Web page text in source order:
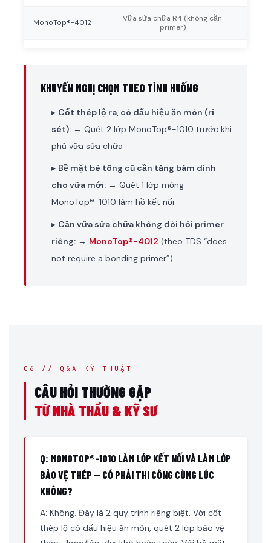
MonoTop®-4012
Vữa sửa chữa R4 (không cần
primer)
KHUYẾN NGHỊ CHỌN THEO TÌNH HUỐNG
▸ Cốt thép lộ ra, có dấu hiệu ăn mòn (rỉ
sét): → Quét 2 lớp MonoTop®-1010 trước khi
phủ vữa sửa chữa
▸ Bề mặt bê tông cũ cần tăng bám dính
cho vữa mới: → Quét 1 lớp mỏng
MonoTop®-1010 làm hồ kết nối
▸ Cần vữa sửa chữa không đòi hỏi primer
riêng: → MonoTop®-4012 (theo TDS “does
not require a bonding primer”)
06 // Q&A KỸ THUẬT
CÂU HỎI THƯỜNG GẶP
TỪ NHÀ THẦU & KỸ SƯ
Q: MONOTOP®-1010 LÀM LỚP KẾT NỐI VÀ LÀM LỚP
BẢO VỆ THÉP — CÓ PHẢI THI CÔNG CÙNG LÚC
KHÔNG?
A: Không. Đây là 2 quy trình riêng biệt. Với cốt
thép lộ có dấu hiệu ăn mòn, quét 2 lớp bảo vệ